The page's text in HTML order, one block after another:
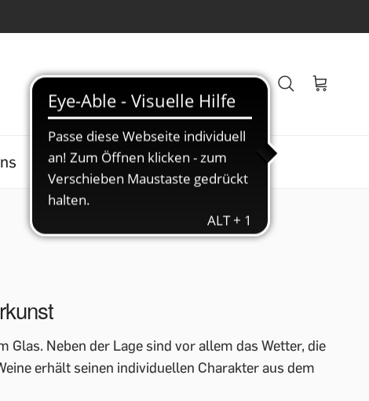
Veranstaltungen Blog
Glas. Neben der Lage sind vor allem das Wetter, die
erhält seinen individuellen Charakter aus dem